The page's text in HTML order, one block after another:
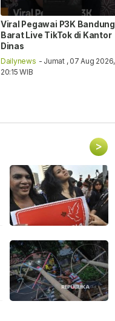
Viral Pegawai P3K Bandung
Barat Live TikTok di Kantor
Dinas
Dailynews - Jumat , 07 Aug 2026,
20:15 WIB
>